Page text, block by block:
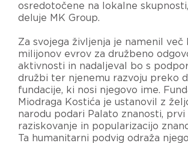
osredotočene na lokalne
deluje MK Group.
Za svojega življenja je namenil več
milijonov evrov za družbeno
aktivnosti in nadaljeval bo s
družbi ter njenemu razvoju preko
fundacije, ki nosi njegovo ime.
Miodraga Kostića je ustanovil z
narodu podari Palato znanosti,
raziskovanje in popularizacijo
Ta humanitarni podvig odraža